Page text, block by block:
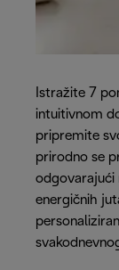
Istražite 7
intuitivnom
pripremite
prirodno se
odgovarajući
energičnih